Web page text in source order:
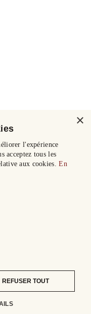
×
l'expérience
acceptez tous les
aux cookies.En
REFUSER TOUT